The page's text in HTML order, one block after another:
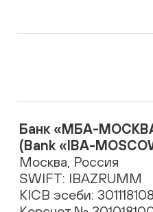
Банк «МБА-
(Bank «IBA-
Москва, Россия
SWIFT: IBAZRUMM
KICB эсеби: